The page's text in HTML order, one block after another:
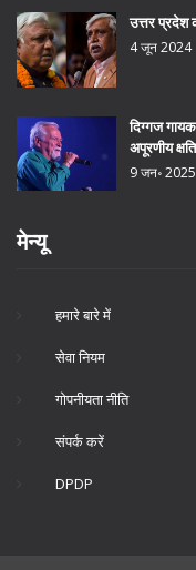
उत्तर प्रदेश
4 जून 2024
दिग्गज
अपूरणीय क्षति
9 जन॰ 2025
मेन्यू
हमारे बारे में
सेवा नियम
गोपनीयता नीति
संपर्क करें
DPDP